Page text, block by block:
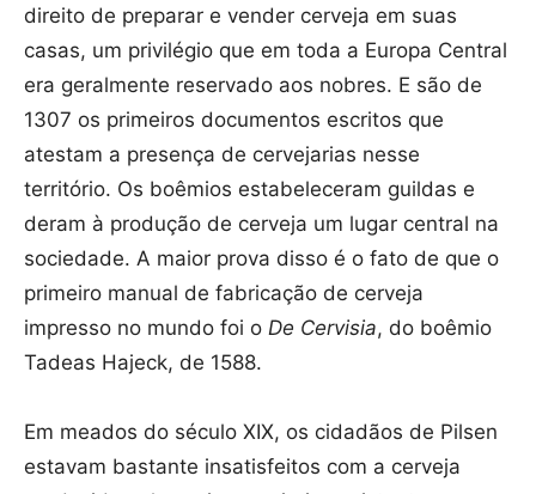
direito de preparar e vender cerveja em suas
casas, um privilégio que em toda a Europa Central
era geralmente reservado aos nobres. E são de
1307 os primeiros documentos escritos que
atestam a presença de cervejarias nesse
território. Os boêmios estabeleceram guildas e
deram à produção de cerveja um lugar central na
sociedade. A maior prova disso é o fato de que o
primeiro manual de fabricação de cerveja
impresso no mundo foi o De Cervisia, do boêmio
Tadeas Hajeck, de 1588.
Em meados do século XIX, os cidadãos de Pilsen
estavam bastante insatisfeitos com a cerveja